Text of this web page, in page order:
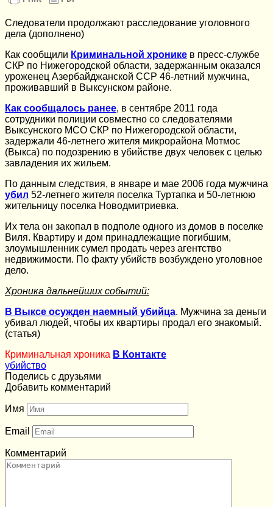
Следователи продолжают расследование уголовного
дела (дополнено)
Как сообщили Криминальной хронике в пресс-службе
СКР по Нижегородской области, задержанным оказался
уроженец Азербайджанской ССР 46-летний мужчина,
проживавший в Выксунском районе.
Как сообщалось ранее, в сентябре 2011 года
сотрудники полиции совместно со следователями
Выксунского МСО СКР по Нижегородской области,
задержали 46-летнего жителя микрорайона Мотмос
(Выкса) по подозрению в убийстве двух человек с целью
завладения их жильем.
По данным следствия, в январе и мае 2006 года мужчина
убил 52-летнего жителя поселка Туртапка и 50-летнюю
жительницу поселка Новодмитриевка.
Их тела он закопал в подполе одного из домов в поселке
Виля. Квартиру и дом принадлежащие погибшим,
злоумышленник сумел продать через агентство
недвижимости. По факту убийств возбуждено уголовное
дело.
Хроника дальнейших событий:
В Выксе осужден наемный убийца. Мужчина за деньги
убивал людей, чтобы их квартиры продал его знакомый.
(статья)
Криминальная хроника В Контакте
убийство
Поделись с друзьями
Добавить комментарий
Имя
Email
Комментарий